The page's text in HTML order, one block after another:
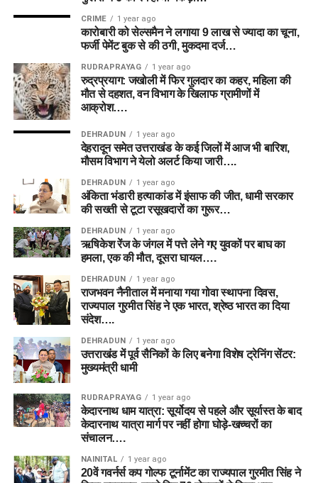
CRIME 1 year ago
कारोबारी को सेल्समैन ने लगाया 9 लाख से ज्यादा का चूना,
फर्जी पेमेंट बुक से की ठगी, मुकदमा दर्ज…
RUDRAPRAYAG 1 year ago
रुद्रप्रयाग: जखोली में फिर गुलदार का कहर, महिला की
मौत से दहशत, वन विभाग के खिलाफ ग्रामीणों में
आक्रोश….
DEHRADUN 1 year ago
देहरादून समेत उत्तराखंड के कई जिलों में आज भी बारिश,
मौसम विभाग ने येलो अलर्ट किया जारी….
DEHRADUN 1 year ago
अंकिता भंडारी हत्याकांड में इंसाफ की जीत, धामी सरकार
की सख्ती से टूटा रसूखदारों का गुरूर…
DEHRADUN 1 year ago
ऋषिकेश रेंज के जंगल में पत्ते लेने गए युवकों पर बाघ का
हमला, एक की मौत, दूसरा घायल….
DEHRADUN 1 year ago
राजभवन नैनीताल में मनाया गया गोवा स्थापना दिवस,
राज्यपाल गुरमीत सिंह ने एक भारत, श्रेष्ठ भारत का दिया
संदेश….
DEHRADUN 1 year ago
उत्तराखंड में पूर्व सैनिकों के लिए बनेगा विशेष ट्रेनिंग सेंटर:
मुख्यमंत्री धामी
RUDRAPRAYAG 1 year ago
केदारनाथ धाम यात्रा: सूर्योदय से पहले और सूर्यास्त के बाद
केदारनाथ यात्रा मार्ग पर नहीं होगा घोड़े-खच्चरों का
संचालन….
NAINITAL 1 year ago
20वें गवर्नर्स कप गोल्फ टूर्नामेंट का राज्यपाल गुरमीत सिंह ने